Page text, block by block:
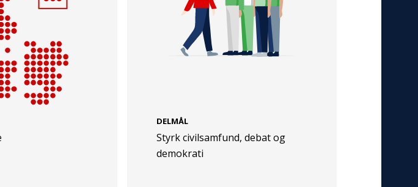
DELMÅL
Styrk civilsamfund, debat og
demokrati
De seneste nyheder om TrygFondens og
TryghedsGruppens aktiviteter direkte i din
indbakke.
Persondata
Vilkår
LinkedIn